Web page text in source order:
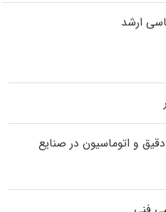
ارشد
و اتوماسیون در صنایع